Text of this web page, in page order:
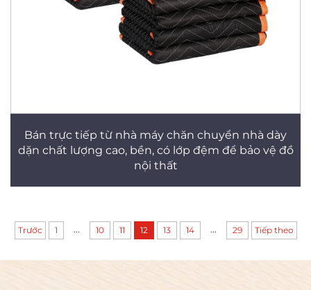
Bán trực tiếp từ nhà máy chăn chuyển nhà dày
dặn chất lượng cao, bền, có lớp đệm để bảo vệ đồ
nội thất
Trước 1 ... 10 11 12 13 14 ... 29 Tiếp theo